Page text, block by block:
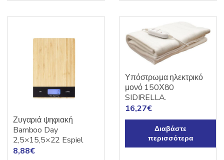
Ζυγαριά ψηφιακή
Bamboo Day
2,5×15,5×22 Espiel
8,88€
Υπόστρωμα ηλεκτρικό
μονό 150Χ80
SIDIRELLA.
16,27€
Διαβάστε
περισσότερα